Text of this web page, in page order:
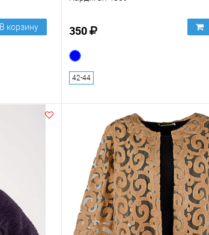
В корзину 350
42-44